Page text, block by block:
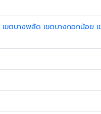
ขตบางพลัด เขตบางกอกน้อย